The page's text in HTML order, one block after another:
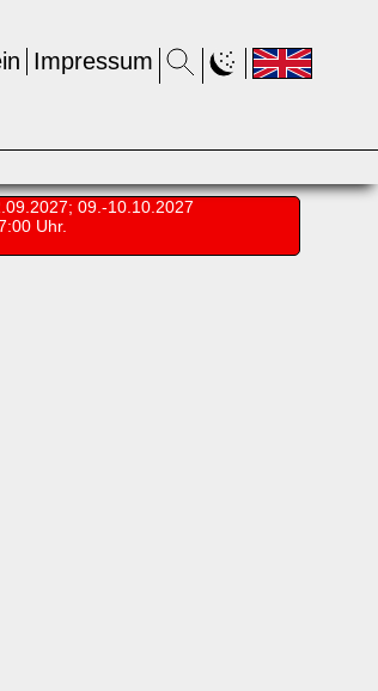
Impressum
09.-10.10.2027
Uhr.